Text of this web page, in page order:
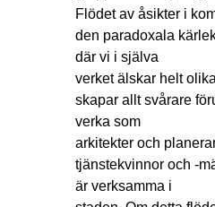
Flödet av åsikter i
den paradoxala
där vi i själva
verket älskar helt
skapar allt svårare
verka som
arkitekter och
tjänstekvinnor och -
är verksamma i